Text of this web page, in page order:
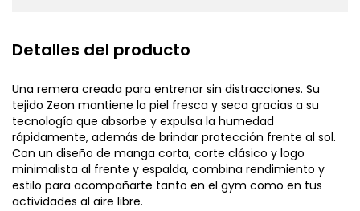
Detalles del producto
Una remera creada para entrenar sin distracciones. Su
tejido Zeon mantiene la piel fresca y seca gracias a su
tecnología que absorbe y expulsa la humedad
rápidamente, además de brindar protección frente al sol.
Con un diseño de manga corta, corte clásico y logo
minimalista al frente y espalda, combina rendimiento y
estilo para acompañarte tanto en el gym como en tus
actividades al aire libre.